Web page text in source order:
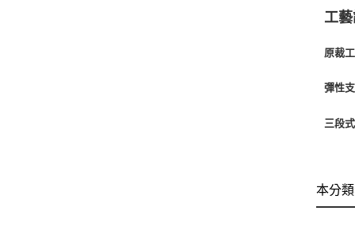
工
原裁
彈性
三段
本分